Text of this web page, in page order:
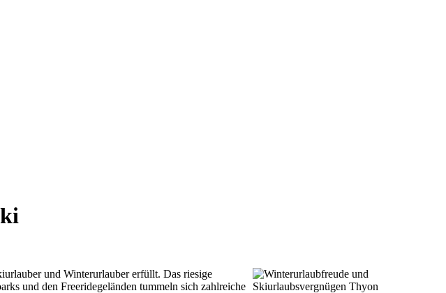
und Winterurlauber erfüllt. Das riesige
und den Freeridegeländen tummeln sich zahlreiche